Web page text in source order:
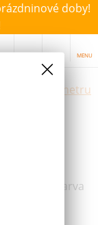
doby!
MENU
parametru